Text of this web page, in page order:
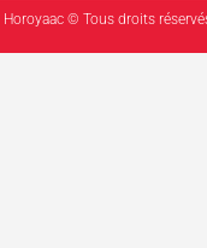
Horoyaac © Tous droits